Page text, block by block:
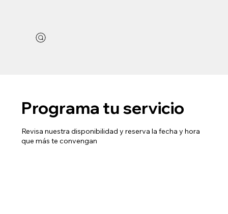
Programa tu servicio
Revisa nuestra disponibilidad y reserva la fecha y hora
que más te convengan